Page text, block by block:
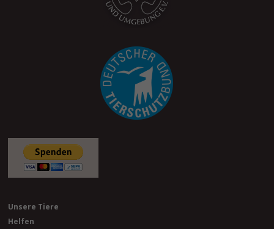
Unsere Tiere
Helfen